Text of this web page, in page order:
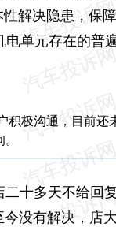
解决隐患，保
电单元存在的普
积极沟通，目前
十多天不给回
没有解决，店